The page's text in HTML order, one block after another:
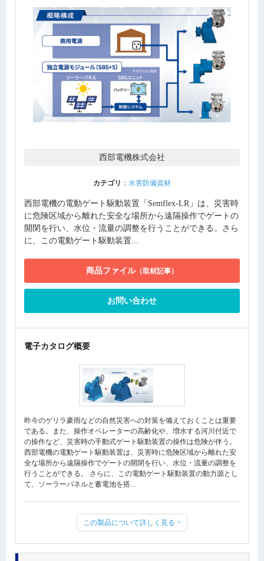
西部電機株式会社
カテゴリ ： 水害防備資材
西部電機の電動ゲート駆動装置「Semflex-LR」は、災害時
に危険区域から離れた安全な場所から遠隔操作でゲートの
開閉を行い、水位・流量の調整を行うことができる。さら
に、この電動ゲート駆動装置...
商品ファイル（取材記事）
お問い合わせ
電子カタログ概要
昨今のゲリラ豪雨などの自然災害への対策を備えておくことは重要
である。また、操作オペレーターの高齢化や、増水する河川付近で
の操作など、災害時の手動式ゲート駆動装置の操作は危険が伴う。
西部電機の電動ゲート駆動装置は、災害時に危険区域から離れた安
全な場所から遠隔操作でゲートの開閉を行い、水位・流量の調整を
行うことができる。 さらに、この電動ゲート駆動装置の動力源とし
て、ソーラーパネルと蓄電池を搭...
この製品について詳しく見る >